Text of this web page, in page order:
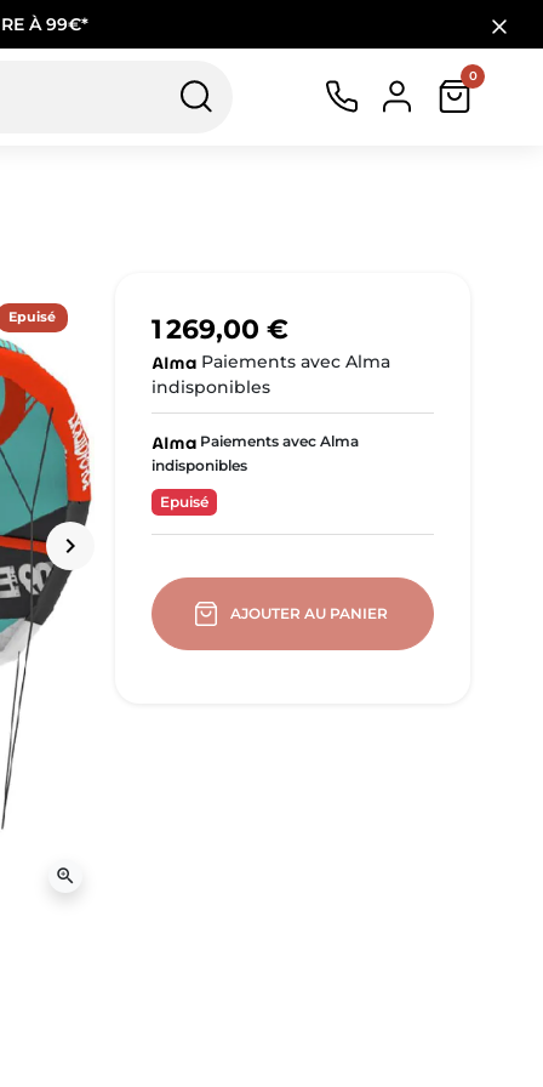
À 99€*
0
Epuisé
Suivant
keyboard_arrow_right
zoom_in
1 269,00 €
Paiements avec Alma
indisponibles
Paiements avec Alma
indisponibles
Epuisé
AJOUTER AU PANIER